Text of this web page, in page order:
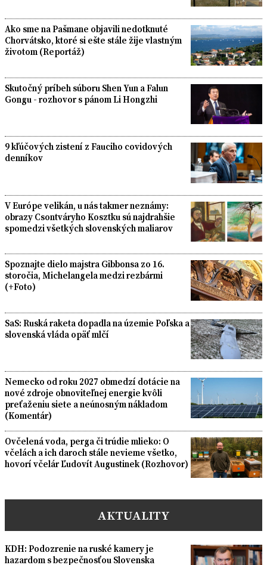
Ako sme na Pašmane objavili nedotknuté
Chorvátsko, ktoré si ešte stále žije vlastným
životom (Reportáž)
Skutočný príbeh súboru Shen Yun a Falun
Gongu - rozhovor s pánom Li Hongzhi
9 kľúčových zistení z Fauciho covidových
denníkov
V Európe velikán, u nás takmer neznámy:
obrazy Csontváryho Kosztku sú najdrahšie
spomedzi všetkých slovenských maliarov
Spoznajte dielo majstra Gibbonsa zo 16.
storočia, Michelangela medzi rezbármi
(+Foto)
SaS: Ruská raketa dopadla na územie Poľska a
slovenská vláda opäť mlčí
Nemecko od roku 2027 obmedzí dotácie na
nové zdroje obnoviteľnej energie kvôli
preťaženiu siete a neúnosným nákladom
(Komentár)
Ovčelená voda, perga či trúdie mlieko: O
včelách a ich daroch stále nevieme všetko,
hovorí včelár Ľudovít Augustinek (Rozhovor)
AKTUALITY
KDH: Podozrenie na ruské kamery je
hazardom s bezpečnosťou Slovenska